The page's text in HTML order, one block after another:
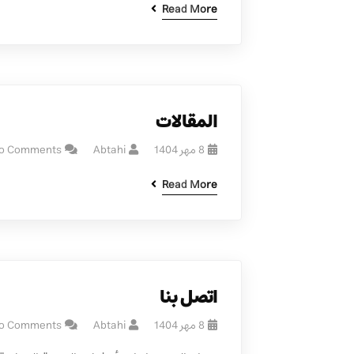
Read More
المقالات
8 مهر 1404 Abtahi
Comments
Read More
اتصل بنا
8 مهر 1404 Abtahi
Comments